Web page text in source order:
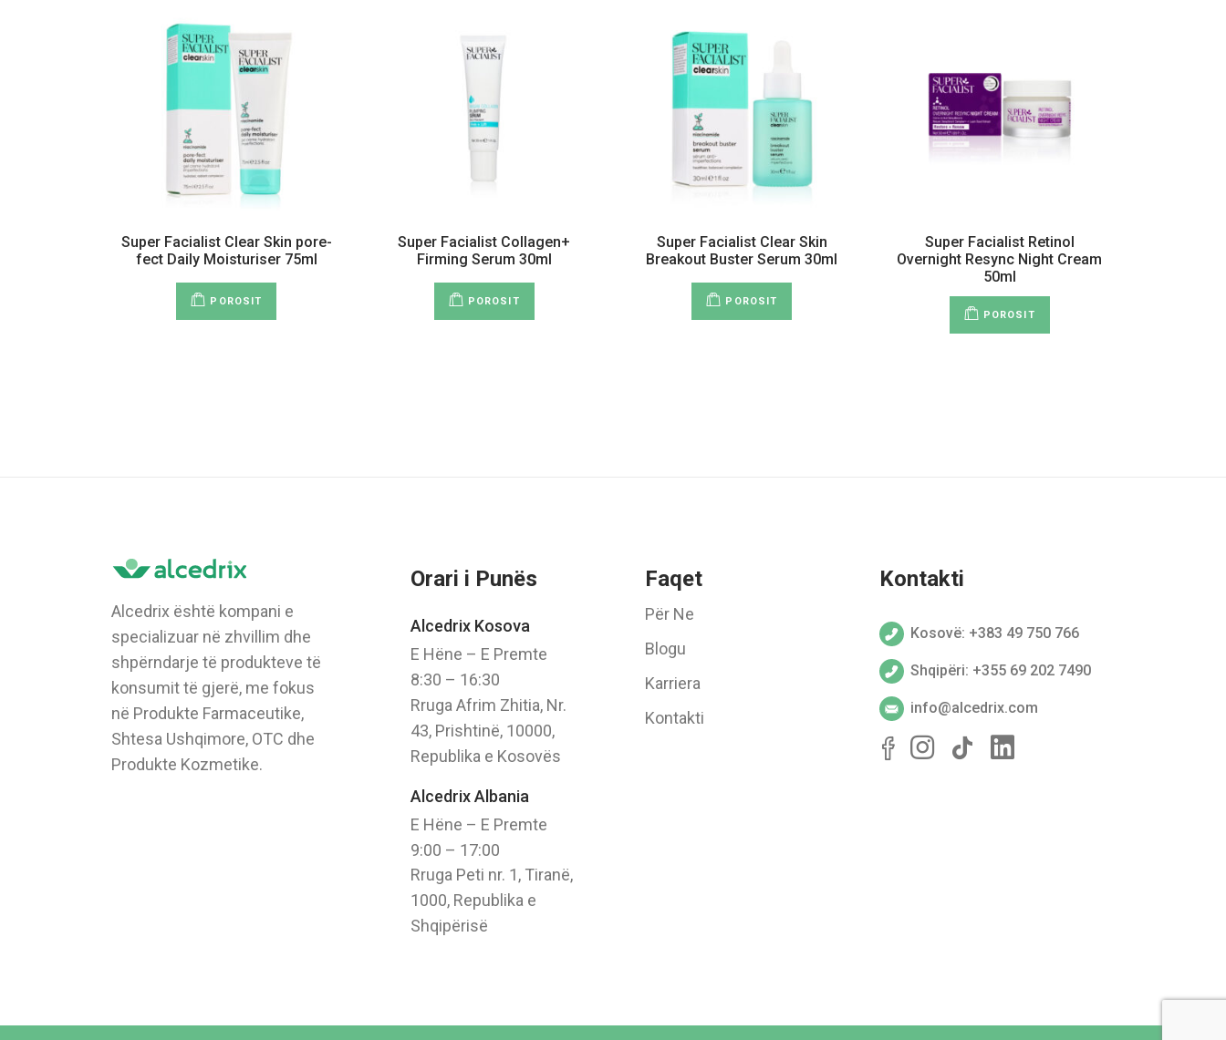
Super Facialist Clear Skin pore-
fect Daily Moisturiser 75ml
POROSIT
Super Facialist Collagen+
Firming Serum 30ml
POROSIT
Super Facialist Clear Skin
Breakout Buster Serum 30ml
POROSIT
Super Facialist Retinol
Overnight Resync Night Cream
50ml
POROSIT
Alcedrix është kompani e
specializuar në zhvillim dhe
shpërndarje të produkteve të
konsumit të gjerë, me fokus
në Produkte Farmaceutike,
Shtesa Ushqimore, OTC dhe
Produkte Kozmetike.
Orari i Punës
Alcedrix Kosova
E Hëne – E Premte
8:30 – 16:30
Rruga Afrim Zhitia, Nr.
43, Prishtinë, 10000,
Republika e Kosovës
Alcedrix Albania
E Hëne – E Premte
9:00 – 17:00
Rruga Peti nr. 1, Tiranë,
1000, Republika e
Shqipërisë
Faqet
Për Ne
Blogu
Karriera
Kontakti
Kontakti
Kosovë: +383 49 750 766
Shqipëri: +355 69 202 7490
info@alcedrix.com